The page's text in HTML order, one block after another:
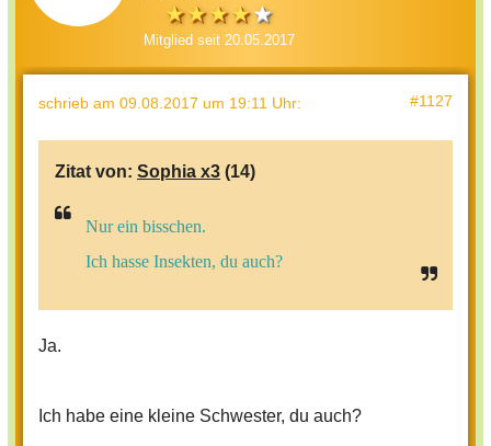
Mitglied seit 20.05.2017
schrieb am 09.08.2017 um 19:11 Uhr: #1127
Zitat von: Sophia x3 (14)
Nur ein bisschen.
Ich hasse Insekten, du auch?
Ja.
Ich habe eine kleine Schwester, du auch?